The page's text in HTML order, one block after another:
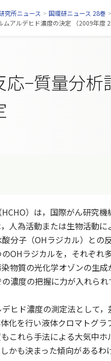
究所ニュース > 国環研ニュース 28巻 >
アルデヒド濃度の決定 （2009年度
応−質量分
）は，国際がん研究
人為活動または生物活動
分子（OHラジカル）との
OHラジカルを，それぞれ
物質の光化学オゾンの生
濃度の把握に力が入れられ
ヒド濃度の測定法として
体化を行い液体クロマトグ
これら手法による大気中
かも決まった傾向があるわ